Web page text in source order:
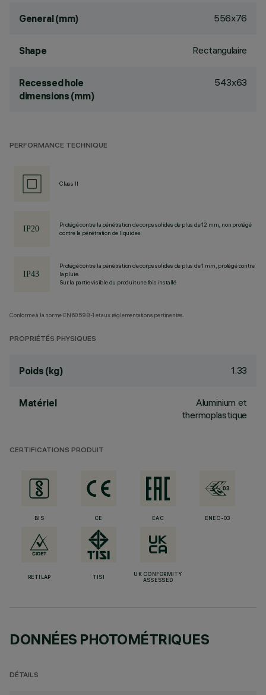
General (mm) 556x76
Shape Rectangulaire
Recessed hole
dimensions (mm)
543x63
PERFORMANCE TECHNIQUE
Class II
Protégé contre la pénétration de corps solides de plus de 12 mm, non protégé
contre la pénétration de liquides.
Protégé contre la pénétration de corps solides de plus de 1 mm, protégé contre
la pluie.
Sur la partie visible du produit une fois installé
Conforme à la norme EN60598-1 et aux réglementations pertinentes.
PROPRIÉTÉS PHYSIQUES
Poids (kg) 1.33
Matériel
Aluminium et
thermoplastique
CERTIFICATIONS PRODUIT
BIS CE EAC ENEC-03
RETILAP TISI
UK CONFORMITY
ASSESSED
DONNÉES PHOTOMÉTRIQUES
DÉTAILS